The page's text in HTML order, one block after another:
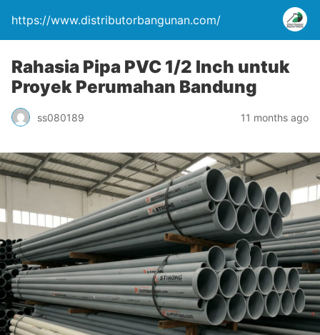
https://www.distributorbangunan.com/
Rahasia Pipa PVC 1/2 Inch untuk
Proyek Perumahan Bandung
ss080189 11 months ago